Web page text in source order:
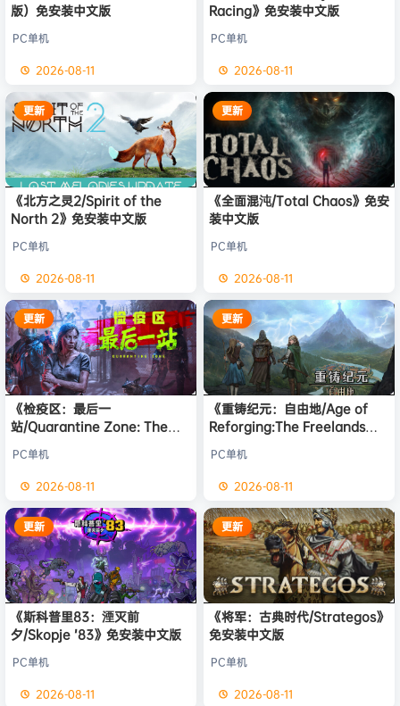
版）免安装中文版
PC单机
2026-08-11
Racing》免安装中文版
PC单机
2026-08-11
更新
《北方之灵2/Spirit of the
North 2》免安装中文版
PC单机
2026-08-11
更新
《全面混沌/Total Chaos》免安
装中文版
PC单机
2026-08-11
更新
《检疫区：最后一
站/Quarantine Zone: The
PC单机
2026-08-11
更新
《重铸纪元：自由地/Age of
Reforging:The Freelands》
PC单机
2026-08-11
更新
《斯科普里83：湮灭前
夕/Skopje ’83》免安装中文版
PC单机
2026-08-11
更新
《将军：古典时代/Strategos》
免安装中文版
PC单机
2026-08-11